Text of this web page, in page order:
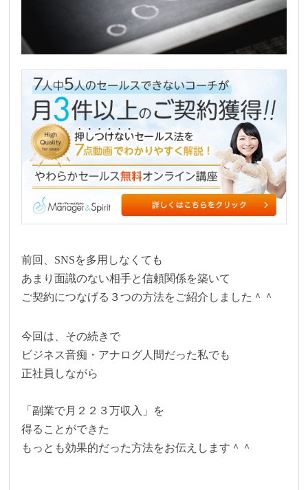
前回、SNSを多用しなくても
あまり面識のない相手と信頼関係を築いて
ご契約につなげる３つの方法をご紹介しました＾＾
今回は、その続きで
ビジネス音痴・アナログ人間だった私でも
正社員しながら
「副業で月２２３万収入」を
得ることができた
もっとも効果的だった方法をお伝えします＾＾